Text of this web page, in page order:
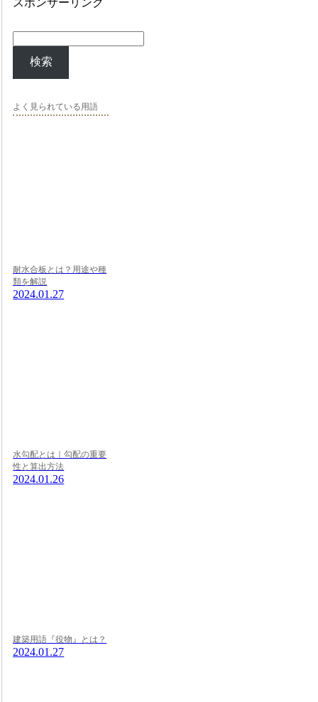
検索
よく見られている用語
耐水合板とは？用途や種
類を解説
2024.01.27
水勾配とは｜勾配の重要
性と算出方法
2024.01.26
建築用語『役物』とは？
2024.01.27